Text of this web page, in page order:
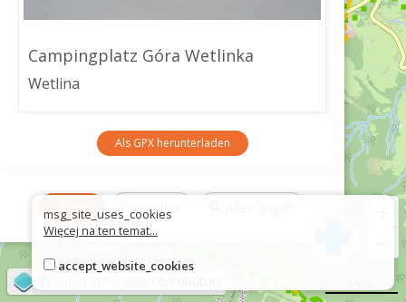
Campingplatz Góra Wetlinka
Wetlina
Als GPX herunterladen
Mehr Umdrehen
msg_site_uses_cookies
Więcej na ten temat...
accept_website_cookies